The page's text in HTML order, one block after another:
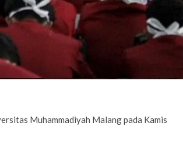
Muhammadiyah Malang pada Kamis